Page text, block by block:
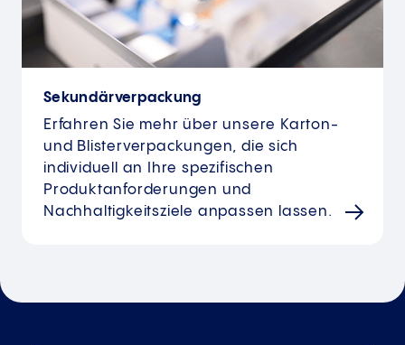
Sekundärverpackung
Erfahren Sie mehr über unsere Karton-
und Blisterverpackungen, die sich
individuell an Ihre spezifischen
Produktanforderungen und
Nachhaltigkeitsziele anpassen lassen.